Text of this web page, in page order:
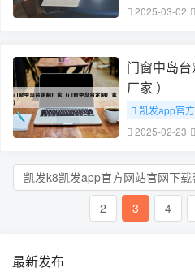
# 门窗厂家批发
2025-03-02
门窗中岛
厂家 ）
凯发app官
# 门窗中岛台
2025-02-23
凯发k8凯发app官方网站官网下
2
3 4
最新发布